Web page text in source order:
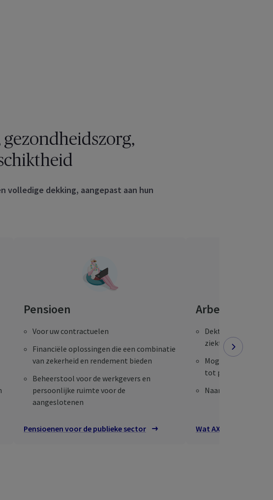
volledige dekking, aangepast aan hun
Pensioen
Voor uw contractuelen
Financiële oplossingen die een combinatie
van zekerheid en rendement bieden
Beheerstool voor de werkgevers en
persoonlijke ruimte voor de
aangeslotenen
Pensioenen voor de publieke sector
Dekt ongevallen in
ziekte
Mogelijkheid om
tot psychologische
Naargelang uw
Wat AXA u voorstelt